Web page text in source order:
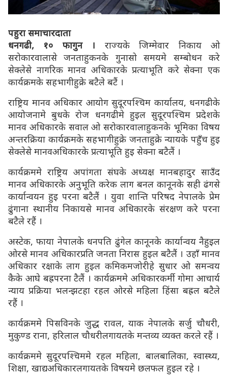
पहुरा समाचारदाता
धनगढी, १० फागुन । राज्यके जिम्मेवार निकाय ओ
सरोकारवालासे जनताहुकनके गुनासो समयमे सम्बोधन करे
सेक्लेसे नागरिक मानव अधिकारके प्रत्याभूति करे सेक्ना एक
कार्यक्रमके सहभागीहुक्रे बटैले बटैं ।
राष्ट्रिय मानव अधिकार आयोग सुदूरपश्चिम कार्यालय, धनगढीके
आयोजनामे बुधके रोज धनगढीमे हुइल सुदूरपश्चिम प्रदेशके
मानव अधिकारके सवाल ओ सरोकारवालाहुकनके भूमिका विषय
अन्तरक्रिया कार्यक्रमके सहभागीहुक्रे जनताहुक्रे न्यायके पहुँच हुइ
सेक्लेसे मानवअधिकारके प्रत्याभूति हुइ सेक्ना बटैलैं ।
कार्यक्रममे राष्ट्रिय अपांगता संघके अध्यक्ष मानबहादुर साउँद
मानव अधिकारके अनुभूति करेक लाग बनल कानूनके सही ढंगसे
कार्यान्वयन हुइ परना बटैलैं । युवा शान्ति परिषद नेपालके प्रेम
ढुंगाना स्थानीय निकायसे मानव अधिकारके संरक्षण करे परना
बटैले रहैं ।
अस्टेक, फाया नेपालके धनपति ढुंगेल कानूनके कार्यान्वय नैहुइल
ओरसे मानव अधिकारप्रति जनता निरास हुइल बटैलैं । उहाँ मानव
अधिकार रक्षाके लाग हुइल कमिकमजोरीहे सुधार ओ समन्वय
कैके आघे बह्रपरना टैलैं । कार्यक्रममे अधिकारकर्मी गोमा आचार्य
न्याय प्रक्रिया भलन्झटहा रहल ओरसे महिला हिंसा बह्रल बटैले
रहैं ।
कार्यक्रममे पिसविनके जुद्ध रावल, याक नेपालके सर्जु चौधरी,
मुकुण्ड राना, हरिलाल चौधरीलगायतके मन्तव्य व्यक्त करले रहैं ।
कार्यक्रममे सुदूरपश्चिममे रहल महिला, बालबालिका, स्वास्थ्य,
शिक्षा, खाद्यअधिकारलगायतके विषयमे छलफल हुइल रहे ।